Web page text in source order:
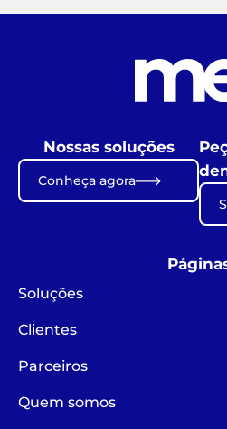
Nossas soluções
Conheça agora
Soluções
Clientes
Parceiros
Quem somos